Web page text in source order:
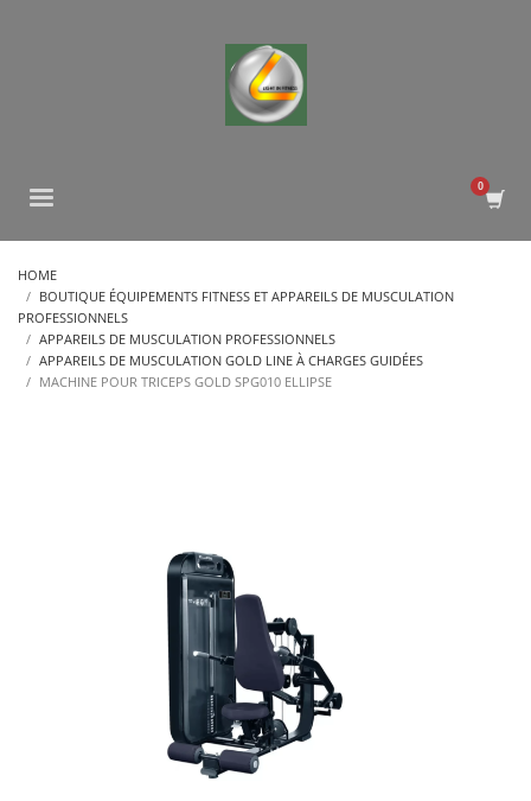
HOME
BOUTIQUE ÉQUIPEMENTS FITNESS ET APPAREILS DE MUSCULATION
PROFESSIONNELS
APPAREILS DE MUSCULATION PROFESSIONNELS
APPAREILS DE MUSCULATION GOLD LINE À CHARGES GUIDÉES
MACHINE POUR TRICEPS GOLD SPG010 ELLIPSE